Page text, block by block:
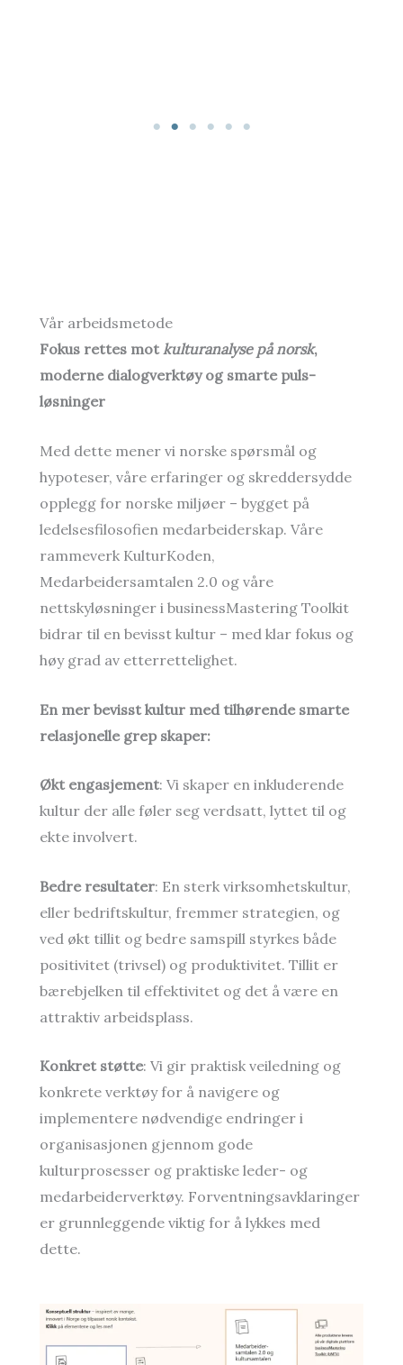
Vår arbeidsmetode
Fokus rettes motkulturanalyse på norsk,
moderne dialogverktøy og smarte puls-
løsninger
Med dette mener vi norske spørsmål og
hypoteser, våre erfaringer og skreddersydde
opplegg for norske miljøer – bygget på
ledelsesfilosofien medarbeiderskap. Våre
rammeverk KulturKoden,
Medarbeidersamtalen 2.0 og våre
nettskyløsninger i businessMastering Toolkit
bidrar til en bevisst kultur – med klar fokus og
høy grad av etterrettelighet.
En mer bevisst kultur med tilhørende smarte
relasjonelle grep skaper:
Økt engasjement: Vi skaper en inkluderende
kultur der alle føler seg verdsatt, lyttet til og
ekte involvert.
Bedre resultater: En sterk virksomhetskultur,
eller bedriftskultur, fremmer strategien, og
ved økt tillit og bedre samspill styrkes både
positivitet (trivsel) og produktivitet. Tillit er
bærebjelken til effektivitet og det å være en
attraktiv arbeidsplass.
Konkret støtte: Vi gir praktisk veiledning og
konkrete verktøy for å navigere og
implementere nødvendige endringer i
organisasjonen gjennom gode
kulturprosesser og praktiske leder- og
medarbeiderverktøy. Forventningsavklaringer
er grunnleggende viktig for å lykkes med
dette.